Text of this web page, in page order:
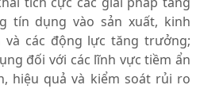
tín dụng vào sản xuất, kinh
các động lực tăng trưởng;
đối với các lĩnh vực tiềm ẩn
hiệu quả và kiểm soát rủi ro